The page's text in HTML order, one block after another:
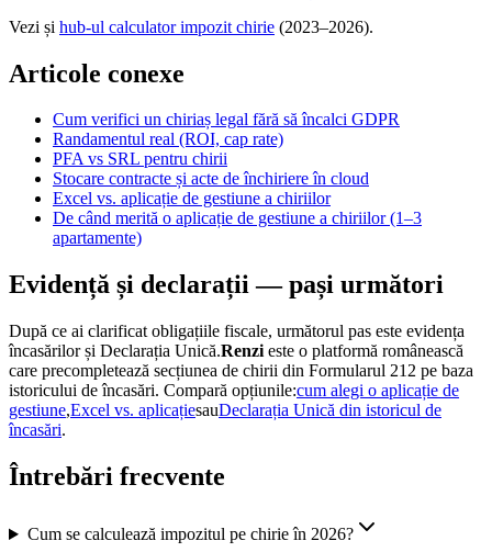
Vezi și hub-ul calculator impozit chirie (2023–2026).
Articole conexe
Cum verifici un chiriaș legal fără să încalci GDPR
Randamentul real (ROI, cap rate)
PFA vs SRL pentru chirii
Stocare contracte și acte de închiriere în cloud
Excel vs. aplicație de gestiune a chiriilor
De când merită o aplicație de gestiune a chiriilor (1–3
apartamente)
Evidență și declarații — pași următori
După ce ai clarificat obligațiile fiscale, următorul pas este evidența
încasărilor și Declarația Unică.Renzi este o platformă românească
care precompletează secțiunea de chirii din Formularul 212 pe baza
istoricului de încasări. Compară opțiunile:cum alegi o aplicație de
gestiune,Excel vs. aplicațiesauDeclarația Unică din istoricul de
încasări.
Întrebări frecvente
Cum se calculează impozitul pe chirie în 2026?